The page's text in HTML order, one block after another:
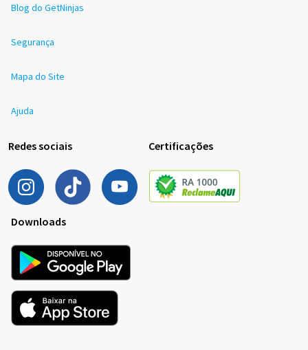
Blog do GetNinjas
Segurança
Mapa do Site
Ajuda
Redes sociais Certificações
Downloads